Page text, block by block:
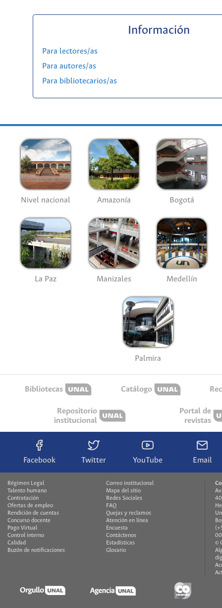
Información
Para lectores/as
Para autores/as
Para bibliotecarios/as
Nivel nacional Amazonía Bogotá
La Paz Manizales Medellín
Palmira
Bibliotecas Catálogo
Repositorio
institucional
Portal de
revistas
Facebook Twitter YouTube Email
Régimen Legal
Talento humano
Contratación
Ofertas de empleo
Rendición de cuentas
Concurso docente
Pago Virtual
Control interno
Calidad
Buzón de notificaciones
Correo institucional
Mapa del sitio
Redes Sociales
FAQ
Quejas y reclamos
Atención en línea
Encuesta
Contáctenos
Estadísticas
Glosario
©